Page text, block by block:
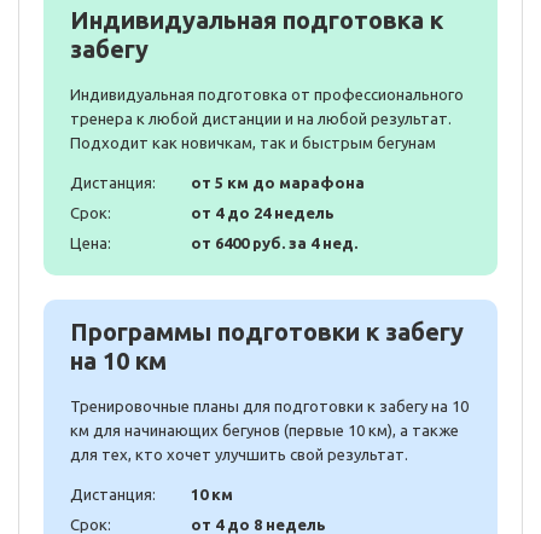
Индивидуальная подготовка к
забегу
Индивидуальная подготовка от профессионального
тренера к любой дистанции и на любой результат.
Подходит как новичкам, так и быстрым бегунам
Дистанция:
от 5 км до марафона
Срок:
от 4 до 24 недель
Цена:
от 6400 руб. за 4 нед.
Программы подготовки к забегу
на 10 км
Тренировочные планы для подготовки к забегу на 10
км для начинающих бегунов (первые 10 км), а также
для тех, кто хочет улучшить свой результат.
Дистанция:
10 км
Срок:
от 4 до 8 недель